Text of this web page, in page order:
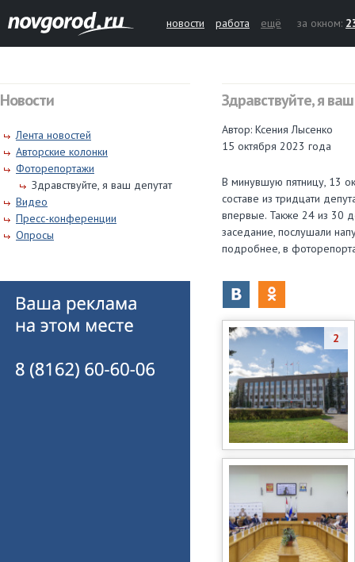
новости работа ещё за окном:
Новости
Лента новостей
Авторские колонки
Фоторепортажи
Здравствуйте, я ваш депутат
Видео
Пресс-конференции
Опросы
Здравствуйте, я
Автор: Ксения Лысенко
15 октября 2023 года
В минувшую пятницу, 13
составе из тридцати
впервые. Также 24 из 30
заседание, послушали
подробнее, в
2